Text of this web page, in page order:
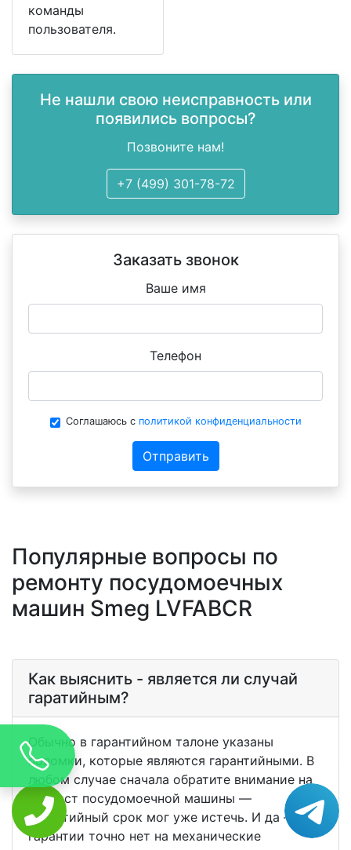
команды
пользователя.
Не нашли свою неисправность или
появились вопросы?
Позвоните нам!
+7 (499) 301-78-72
Заказать звонок
Ваше имя
Телефон
Соглашаюсь с политикой конфиденциальности
Отправить
Популярные вопросы по
ремонту посудомоечных
машин Smeg LVFABCR
Как выяснить - является ли случай
гаратийным?
Обычно в гарантийном талоне указаны
поломки, которые являются гарантийными. В
любом случае сначала обратите внимание на
возраст посудомоечной машины —
гарантийный срок мог уже истечь. И да —
гарантии точно нет на механические